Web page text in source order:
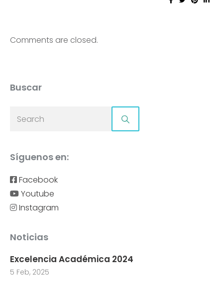
Comments are closed.
Buscar
Síguenos en:
Facebook
Youtube
Instagram
Noticias
Excelencia Académica 2024
5 Feb, 2025